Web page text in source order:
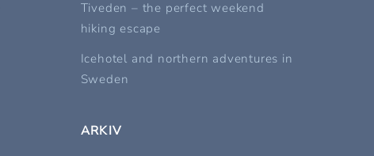
Tiveden – the perfect weekend
hiking escape
Icehotel and northern adventures in
Sweden
ARKIV